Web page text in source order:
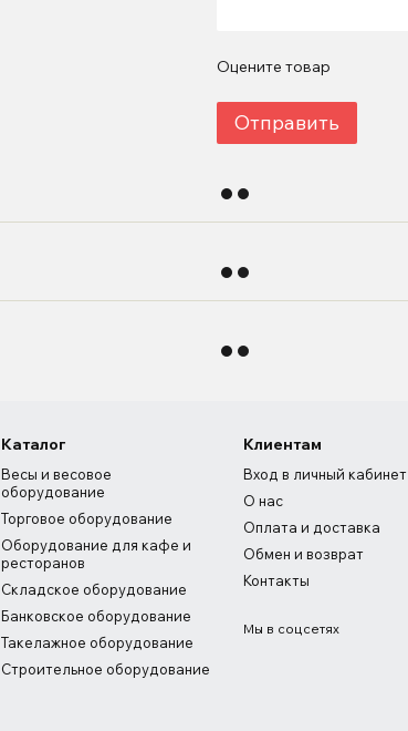
Оцените товар
Отправить
Каталог
Весы и весовое
оборудование
Торговое оборудование
Оборудование для кафе и
ресторанов
Складское оборудование
Банковское оборудование
Такелажное оборудование
Строительное оборудование
Клиентам
Вход в личный кабинет
О нас
Оплата и доставка
Обмен и возврат
Контакты
Мы в соцсетях